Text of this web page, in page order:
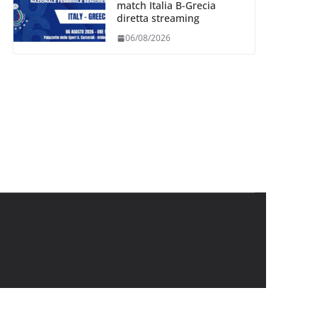
match Italia B-Grecia
diretta streaming
06/08/2026